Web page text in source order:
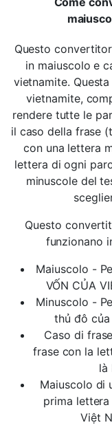
Questo
in maiuscolo e
vietnamite.
vietnamite,
rendere tutte le
il caso della frase
con una lettera
lettera di ogni
minuscole del
Questo
funzionano
Maiuscolo -
VỐN CỦA
Minuscolo -
thủ đô
Caso di
frase con la
là
Maiuscolo di
prima
Việt